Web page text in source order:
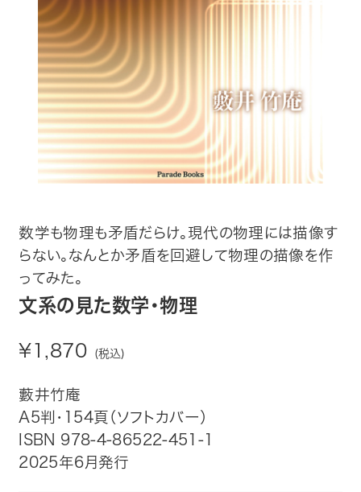
エッセイ・詩・ノンフィクション
趣味・カルチャー
生活・健康
論文・学術書・参考書
絵本・児童書
ビジネス・経営・情報
社会・思想・哲学
写真集
電子書籍
ご案内
トップ
数学も物理も矛盾だらけ。現代の物理には描像す
らない。なんとか矛盾を回避して物理の描像を作
ってみた。
文系の見た数学・物理
¥1,870 (税込)
藪井竹庵
A5判・154頁（ソフトカバー）
ISBN 978-4-86522-451-1
2025年6月発行